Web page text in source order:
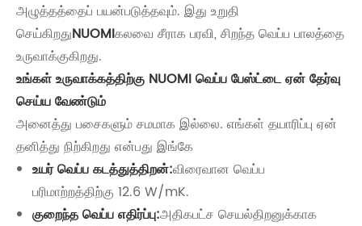
அழுத்தத்தைப் பயன்படுத்தவும். இது உறுதி
செய்கிறதுNUOMIகலவை சீராக பரவி, சிறந்த வெப்ப பாலத்தை
உருவாக்குகிறது.
உங்கள் உருவாக்கத்திற்கு NUOMI வெப்ப பேஸ்ட்டை ஏன் தேர்வு
செய்ய வேண்டும்
அனைத்து பசைகளும் சமமாக இல்லை. எங்கள் தயாரிப்பு ஏன்
தனித்து நிற்கிறது என்பது இங்கே
உயர் வெப்ப கடத்துத்திறன்:விரைவான வெப்ப
பரிமாற்றத்திற்கு 12.6 W/mK.
குறைந்த வெப்ப எதிர்ப்பு:அதிகபட்ச செயல்திறனுக்காக